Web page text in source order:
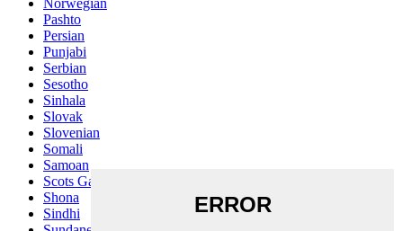
Norwegian
Pashto
Persian
Punjabi
Serbian
Sesotho
Sinhala
Slovak
Slovenian
Somali
Samoan
Scots Gaelic
Shona
Sindhi